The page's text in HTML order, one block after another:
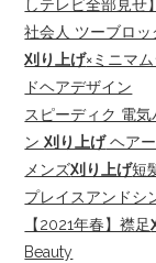
しテレビ全部見せ
社会人 ツーブロッ
刈り上げ×ミニマ
ドヘアデザイン
スピーディク 電
ン刈り上げヘアー
メンズ刈り上げ短
プレイスアンドシ
【2021年春】襟足
Beauty